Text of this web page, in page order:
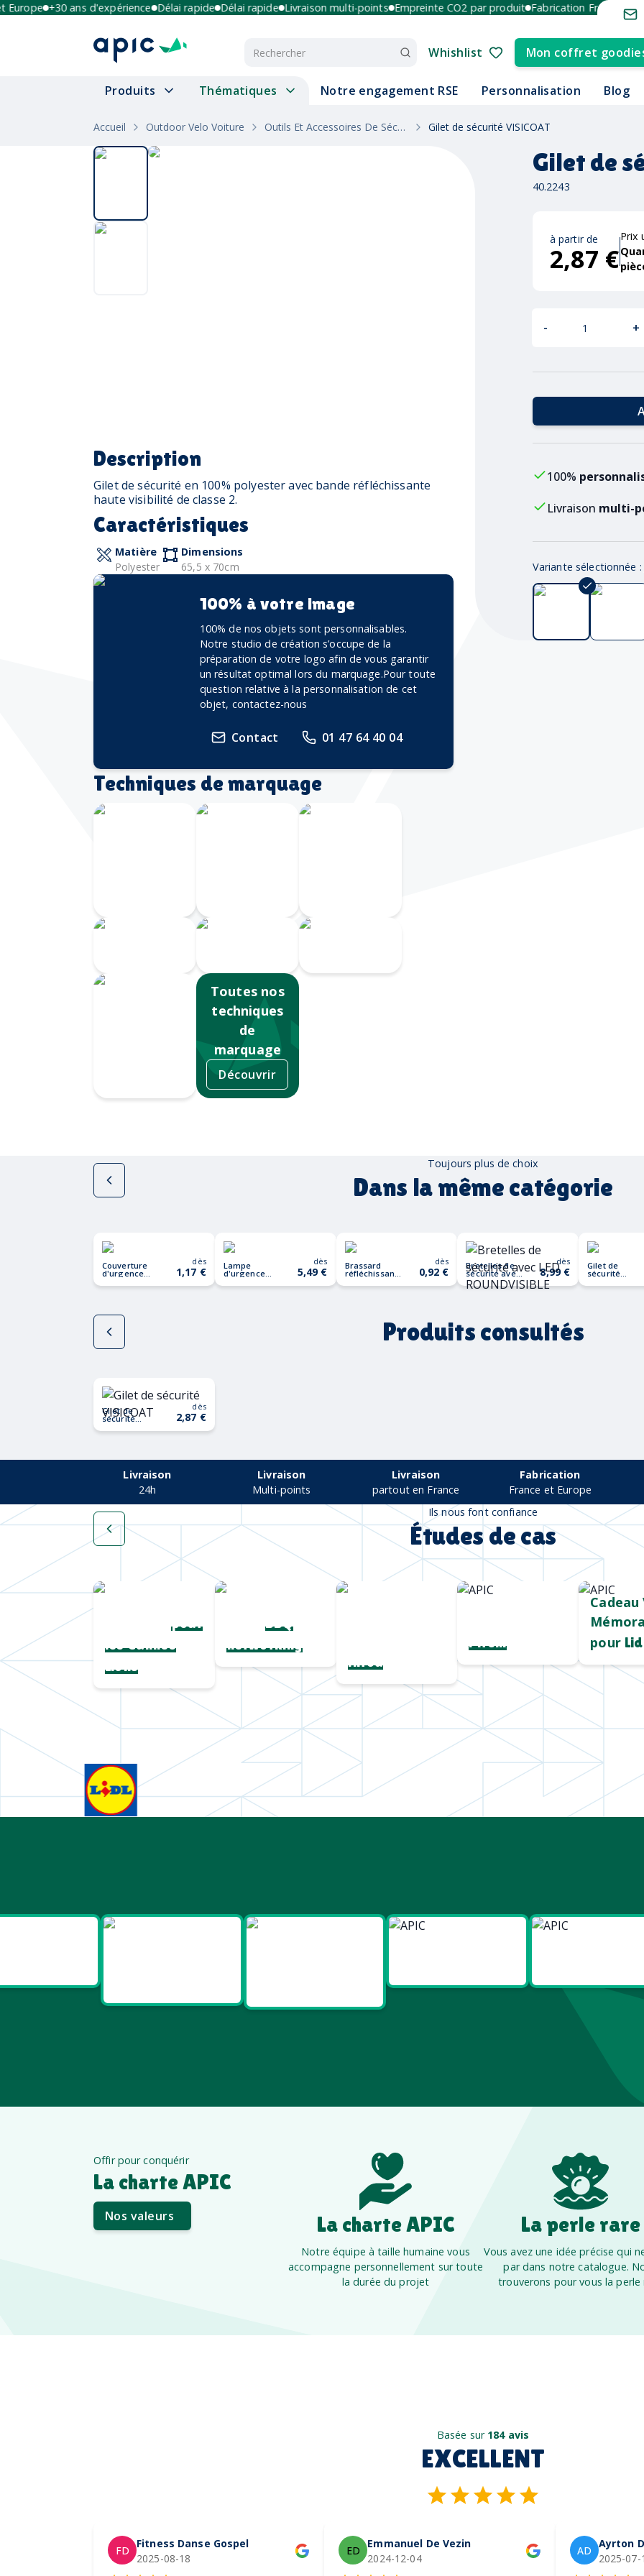
+30 ans d'expérience Délai rapide Délai rapide Livraison multi-points Empreinte CO2 par produit Fabrication France et
Whishlist Mon coffret
Produits Thématiques Notre engagement RSE Personnalisation Blog
Accueil Outdoor Velo Voiture Outils Et Accessoires De Sécurité Gilet de sécurité VISICOAT
Description
Gilet de sécurité en 100% polyester avec bande réfléchissante
haute visibilité de classe 2.
Caractéristiques
Matière
Polyester
Dimensions
65,5 x 70cm
100% à votre image
100% de nos objets sont personnalisables.
Notre studio de création s’occupe de la
préparation de votre logo afin de vous garantir
un résultat optimal lors du marquage.Pour toute
question relative à la personnalisation de cet
objet, contactez-nous
Contact 01 47 64 40 04
Techniques de marquage
Toutes nos
techniques
de
marquage
Découvrir
Gilet de
40.2243
à partir de
2,87 €
Prix
- +
100%
Livraison multi-
Variante sélectionnée :
Toujours plus de choix
Dans la même catégorie
Couverture
d'urgence
dès
1,17 € Lampe
d'urgence
dès
5,49 € Brassard
réfléchissant
ENROLLO +
dès
0,92 € Bretelles de
sécurité avec
LED
ROUNDVISIBLE
dès
8,99 € Gilet de
sécurité
Produits consultés
Gilet de
sécurité
dès
2,87 €
Livraison
24h
Livraison
Multi-points
Livraison
partout en France
Fabrication
France et Europe
Ils nous font confiance
Études de cas
pour
les Cannes
Lions
BBQ
networking
Hiroa
Pirelli
Cadeau
pour
Offir pour conquérir
La charte APIC
Nos valeurs La charte APIC
Notre équipe à taille humaine vous
accompagne personnellement sur toute
la durée du projet
La perle rare
Vous avez une idée précise qui
par dans notre catalogue.
trouverons pour vous la perle
Basée sur 184 avis
EXCELLENT
FD
Fitness Danse Gospel
2025-08-18
ED
Emmanuel De Vezin
2024-12-04
AD Ayrton
2025-07-